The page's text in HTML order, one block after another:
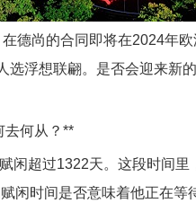
德尚的合同即将在2024年
浮想联翩。是否会迎来新
去何从？**
闲超过1322天。这段时间
闲时间是否意味着他正在